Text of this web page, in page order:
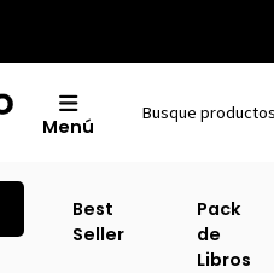
Menú
Best
Seller
Pack
de
Libros